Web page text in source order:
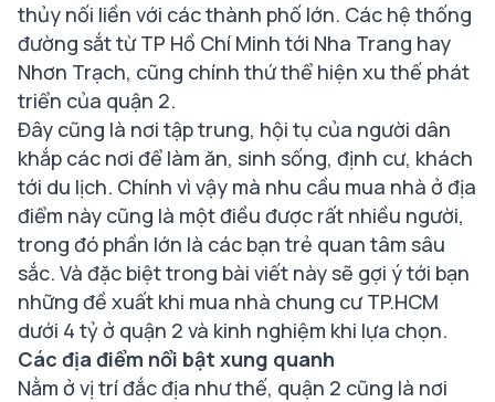
thủy nối liền với các thành phố lớn. Các hệ thống
đường sắt từ TP Hồ Chí Minh tới Nha Trang hay
Nhơn Trạch, cũng chính thứ thể hiện xu thế phát
triển của quận 2.
Đây cũng là nơi tập trung, hội tụ của người dân
khắp các nơi để làm ăn, sinh sống, định cư, khách
tới du lịch. Chính vì vậy mà nhu cầu mua nhà ở địa
điểm này cũng là một điều được rất nhiều người,
trong đó phần lớn là các bạn trẻ quan tâm sâu
sắc. Và đặc biệt trong bài viết này sẽ gợi ý tới bạn
những đề xuất khi mua nhà chung cư TP.HCM
dưới 4 tỷ ở quận 2 và kinh nghiệm khi lựa chọn.
Các địa điểm nổi bật xung quanh
Nằm ở vị trí đắc địa như thế, quận 2 cũng là nơi